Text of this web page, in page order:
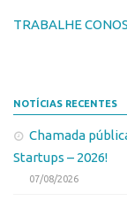
Convênios
PIPE/
SPRINT
TRABALHE
NOTÍCIAS RECENTES
Chamada
Startups – 2026!
07/08/2026